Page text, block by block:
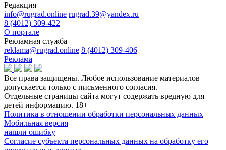
Редакция
info@rugrad.online rugrad.39@yandex.ru
8 (4012) 309-422
О портале
Рекламная служба
reklama@rugrad.online 8 (4012) 309-406
Реклама
Все права защищены. Любое использование материалов
допускается только с письменного согласия.
Отдельные страницы сайта могут содержать вредную для
детей информацию. 18+
Политика в отношении обработки персональных данных
Мобильная версия
нашли ошибку
Согласие субъекта персональных данных на обработку его